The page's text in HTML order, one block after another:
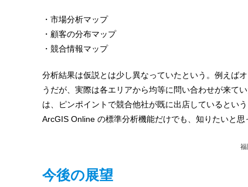
・市場分析マップ
・顧客の分布マップ
・競合情報マップ
分析結果は仮説とは少し異なっていたという。例えば
うだが、実際は各エリアから均等に問い合わせが来て
は、ピンポイントで競合他社が既に出店しているという
ArcGIS Online の標準分析機能だけでも、知りたいと
福
今後の展望